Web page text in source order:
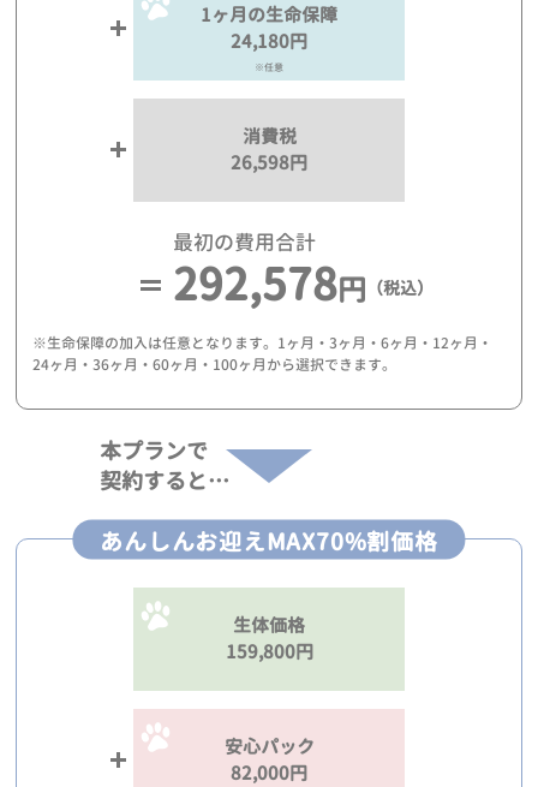
1ヶ月の生命保障
24,180円
※任意
消費税
26,598円
最初の費用合計
292,578円 （税込）
※生命保障の加入は任意となります。1ヶ月・3ヶ月・6ヶ月・12ヶ月・
24ヶ月・36ヶ月・60ヶ月・100ヶ月から選択できます。
本プランで
契約すると…
あんしんお迎えMAX70%割価格
生体価格
159,800円
安心パック
82,000円